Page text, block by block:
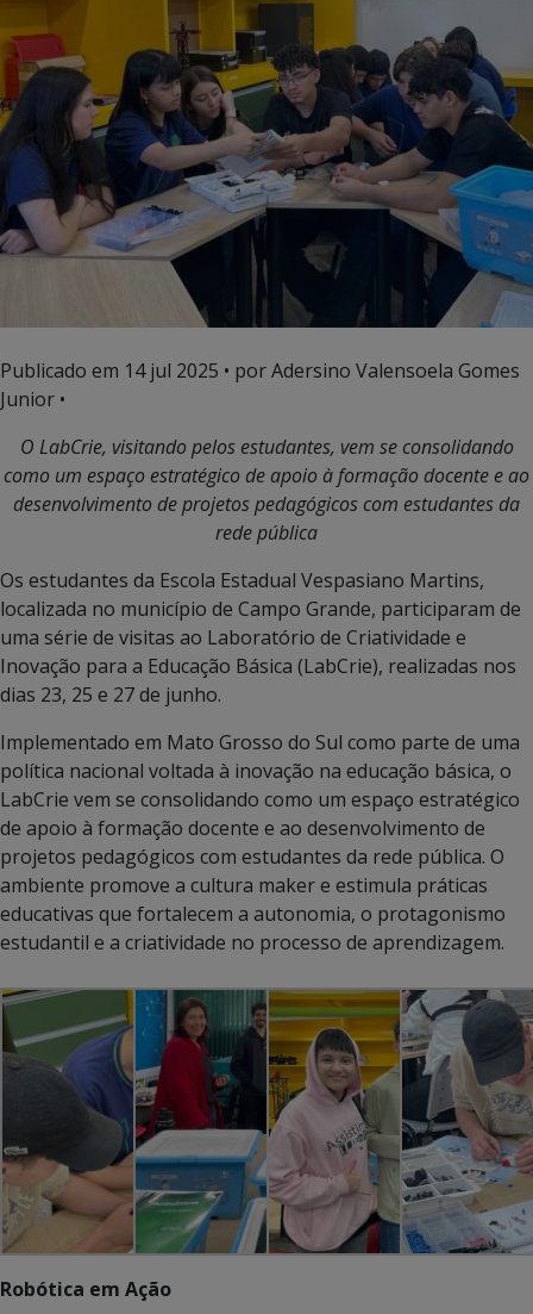
Publicado em 14 jul 2025 • por Adersino Valensoela Gomes
Junior •
O LabCrie, visitando pelos estudantes, vem se consolidando
como um espaço estratégico de apoio à formação docente e ao
desenvolvimento de projetos pedagógicos com estudantes da
rede pública
Os estudantes da Escola Estadual Vespasiano Martins,
localizada no município de Campo Grande, participaram de
uma série de visitas ao Laboratório de Criatividade e
Inovação para a Educação Básica (LabCrie), realizadas nos
dias 23, 25 e 27 de junho.
Implementado em Mato Grosso do Sul como parte de uma
política nacional voltada à inovação na educação básica, o
LabCrie vem se consolidando como um espaço estratégico
de apoio à formação docente e ao desenvolvimento de
projetos pedagógicos com estudantes da rede pública. O
ambiente promove a cultura maker e estimula práticas
educativas que fortalecem a autonomia, o protagonismo
estudantil e a criatividade no processo de aprendizagem.
Robótica em Ação